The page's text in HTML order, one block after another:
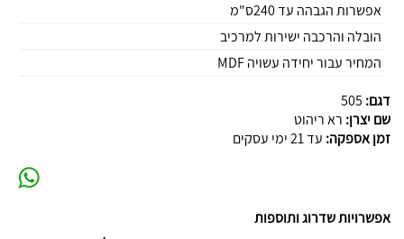
אפשרות הגבהה עד 240ס"מ
הובלה והרכבה ישירות למרכיב
המחיר עבור יחידה עשויה MDF
דגם: 505
שם יצרן: רא ריהוט
זמן אספקה: עד 21 ימי עסקים
אפשרויות שדרוג ותוספות